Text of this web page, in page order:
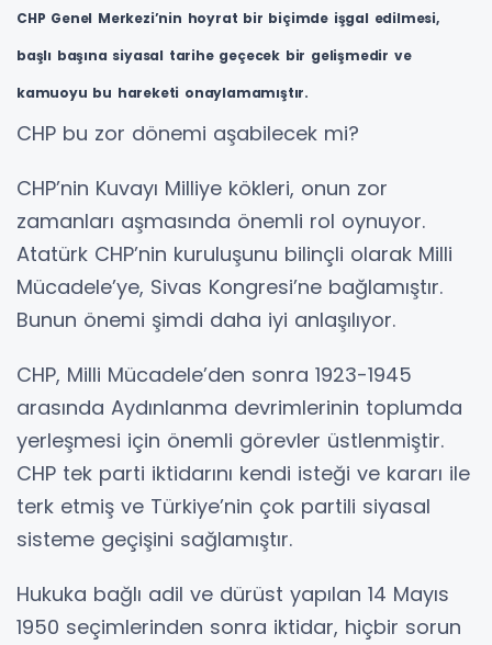
CHP Genel Merkezi’nin hoyrat bir biçimde işgal edilmesi,
başlı başına siyasal tarihe geçecek bir gelişmedir ve
kamuoyu bu hareketi onaylamamıştır.
CHP bu zor dönemi aşabilecek mi?
CHP’nin Kuvayı Milliye kökleri, onun zor
zamanları aşmasında önemli rol oynuyor.
Atatürk CHP’nin kuruluşunu bilinçli olarak Milli
Mücadele’ye, Sivas Kongresi’ne bağlamıştır.
Bunun önemi şimdi daha iyi anlaşılıyor.
CHP, Milli Mücadele’den sonra 1923-1945
arasında Aydınlanma devrimlerinin toplumda
yerleşmesi için önemli görevler üstlenmiştir.
CHP tek parti iktidarını kendi isteği ve kararı ile
terk etmiş ve Türkiye’nin çok partili siyasal
sisteme geçişini sağlamıştır.
Hukuka bağlı adil ve dürüst yapılan 14 Mayıs
1950 seçimlerinden sonra iktidar, hiçbir sorun